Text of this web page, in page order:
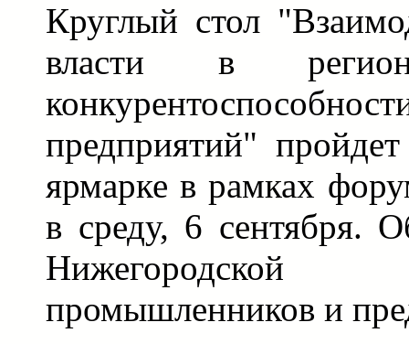
Круглый стол
власти в
предприятий"
ярмарке в рамках
в среду, 6 сентября.
промышленников и